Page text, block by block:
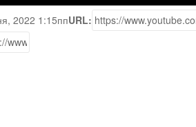
2022 1:15ппURL: